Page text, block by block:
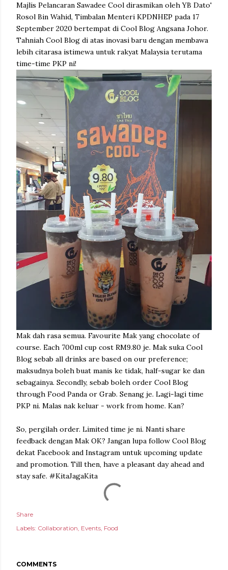
Majlis Pelancaran Sawadee Cool dirasmikan oleh YB Dato'
Rosol Bin Wahid, Timbalan Menteri KPDNHEP pada 17
September 2020 bertempat di Cool Blog Angsana Johor.
Tahniah Cool Blog di atas inovasi baru dengan membawa
lebih citarasa istimewa untuk rakyat Malaysia terutama
time-time PKP ni!
Mak dah rasa semua. Favourite Mak yang chocolate of
course. Each 700ml cup cost RM9.80 je. Mak suka Cool
Blog sebab all drinks are based on our preference;
maksudnya boleh buat manis ke tidak, half-sugar ke dan
sebagainya. Secondly, sebab boleh order Cool Blog
through Food Panda or Grab. Senang je. Lagi-lagi time
PKP ni. Malas nak keluar - work from home. Kan?
So, pergilah order. Limited time je ni. Nanti share
feedback dengan Mak OK? Jangan lupa follow Cool Blog
dekat Facebook and Instagram untuk upcoming update
and promotion. Till then, have a pleasant day ahead and
stay safe. #KitaJagaKita
Share
Labels: Collaboration Events Food
COMMENTS